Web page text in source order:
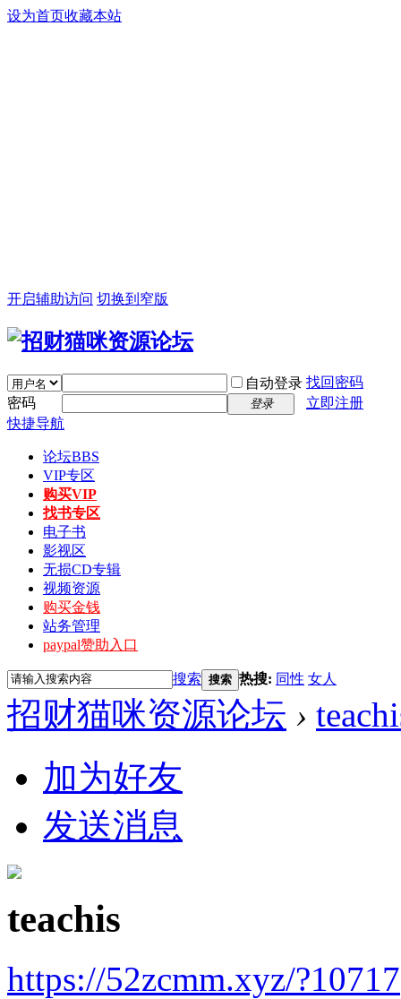
设为首页收藏本站
开启辅助访问 切换到窄版
自动登录 找回密码
密码
登录
立即注册
快捷导航
论坛BBS
VIP专区
购买VIP
找书专区
电子书
影视区
无损CD专辑
视频资源
购买金钱
站务管理
paypal赞助入口
搜索 搜索 热搜: 同性 女人
招财猫咪资源论坛 ›
加为好友
发送消息
teachis
https://52zcmm.xyz/?10717